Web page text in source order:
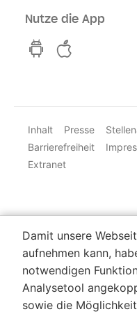
Nutze die App
hvv switch App
Inhalt Presse
Barrierefreiheit
Extranet
Damit unsere
aufnehmen kann,
notwendigen
Analysetool
sowie die